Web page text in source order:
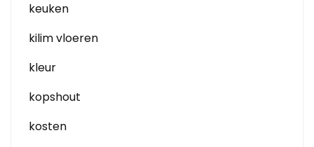
keuken
kilim vloeren
kleur
kopshout
kosten